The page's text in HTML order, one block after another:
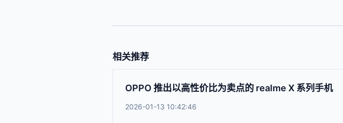
相关推荐
OPPO 推出以高性价比为卖点的 realme X 系列手机
2026-01-13 10:42:46